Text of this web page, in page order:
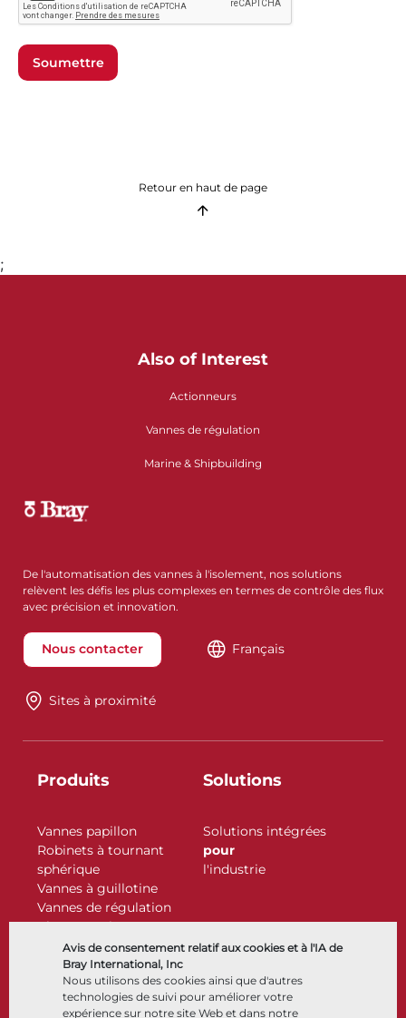
Avis de consentement relatif aux cookies et à l'IA de
Bray International, Inc
Nous utilisons des cookies ainsi que d'autres
technologies de suivi pour améliorer votre
expérience sur notre site Web et dans notre
Soumettre
Retour en haut de page
;
Also of Interest
Actionneurs
Vannes de régulation
Marine & Shipbuilding
De l'automatisation des vannes à l'isolement, nos solutions
relèvent les défis les plus complexes en termes de contrôle des flux
avec précision et innovation.
Nous contacter Français
Sites à proximité
Produits
Vannes papillon
Robinets à tournant
sphérique
Vannes à guillotine
Vannes de régulation
Clapets antiretour
Actionneurs
Accessoires de contrôle
Cryogénique
Solutions
Solutions intégrées
pour
l'industrie
Entreprise Ressources